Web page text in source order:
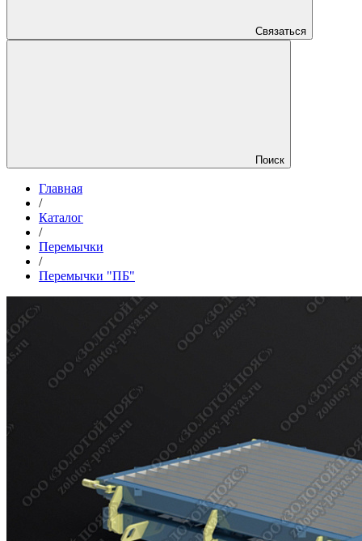
Связаться
Поиск
Главная
/
Каталог
/
Перемычки
/
Перемычки "ПБ"